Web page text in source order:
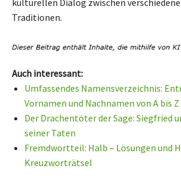
Traditionen.
Auch interessant:
Umfassendes Namensverzeichnis:
Vornamen und Nachnamen von A bis Z
Der Drachentöter der Sage: Siegfried
seiner Taten
Fremdwortteil: Halb – Lösungen und
Kreuzworträtsel